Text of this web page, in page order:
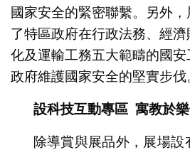
國家安全的緊密聯繫。另外
了特區政府在行政法務、經
化及運輸工務五大範疇的國
政府維護國家安全的堅實步伐
設科技互動專區 寓教於
除導賞與展品外，展場